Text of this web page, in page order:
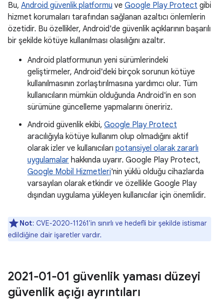
Bu, Android güvenlik platformu ve Google Play Protect gibi
hizmet korumaları tarafından sağlanan azaltıcı önlemlerin
özetidir. Bu özellikler, Android'de güvenlik açıklarının başarılı
bir şekilde kötüye kullanılması olasılığını azaltır.
Android platformunun yeni sürümlerindeki
geliştirmeler, Android'deki birçok sorunun kötüye
kullanılmasının zorlaştırılmasına yardımcı olur. Tüm
kullanıcıların mümkün olduğunda Android'in en son
sürümüne güncelleme yapmalarını öneririz.
Android güvenlik ekibi, Google Play Protect
aracılığıyla kötüye kullanım olup olmadığını aktif
olarak izler ve kullanıcıları potansiyel olarak zararlı
uygulamalar hakkında uyarır. Google Play Protect,
Google Mobil Hizmetleri'nin yüklü olduğu cihazlarda
varsayılan olarak etkindir ve özellikle Google Play
dışından uygulama yükleyen kullanıcılar için önemlidir.
Not: CVE-2020-11261'in sınırlı ve hedefli bir şekilde istismar
edildiğine dair işaretler vardır.
2021-01-01 güvenlik yaması düzeyi
güvenlik açığı ayrıntıları